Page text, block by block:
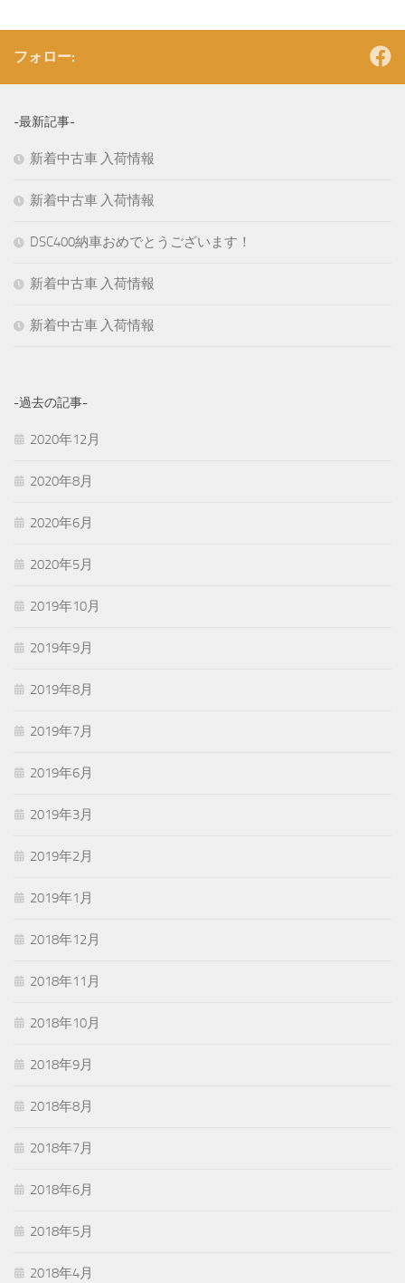
フォロー:
-最新記事-
新着中古車 入荷情報
新着中古車 入荷情報
DSC400納車おめでとうございます！
新着中古車 入荷情報
新着中古車 入荷情報
-過去の記事-
2020年12月
2020年8月
2020年6月
2020年5月
2019年10月
2019年9月
2019年8月
2019年7月
2019年6月
2019年3月
2019年2月
2019年1月
2018年12月
2018年11月
2018年10月
2018年9月
2018年8月
2018年7月
2018年6月
2018年5月
2018年4月